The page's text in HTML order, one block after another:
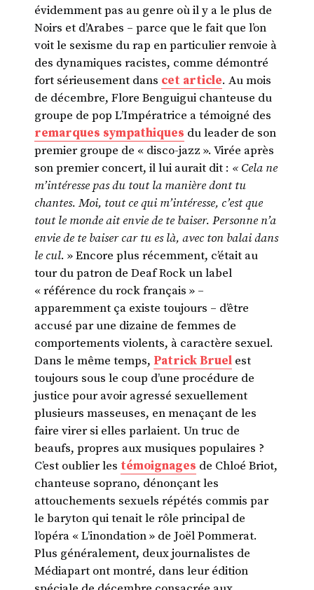
évidemment pas au genre où il y a le plus de
Noirs et d’Arabes – parce que le fait que l’on
voit le sexisme du rap en particulier renvoie à
des dynamiques racistes, comme démontré
fort sérieusement dans cet article. Au mois
de décembre, Flore Benguigui chanteuse du
groupe de pop L’Impératrice a témoigné des
remarques sympathiques du leader de son
premier groupe de « disco-jazz ». Virée après
son premier concert, il lui aurait dit : « Cela ne
m’intéresse pas du tout la manière dont tu
chantes. Moi, tout ce qui m’intéresse, c’est que
tout le monde ait envie de te baiser. Personne n’a
envie de te baiser car tu es là, avec ton balai dans
le cul. » Encore plus récemment, c’était au
tour du patron de Deaf Rock un label
« référence du rock français » –
apparemment ça existe toujours – d’être
accusé par une dizaine de femmes de
comportements violents, à caractère sexuel.
Dans le même temps, Patrick Bruel est
toujours sous le coup d’une procédure de
justice pour avoir agressé sexuellement
plusieurs masseuses, en menaçant de les
faire virer si elles parlaient. Un truc de
beaufs, propres aux musiques populaires ?
C’est oublier les témoignages de Chloé Briot,
chanteuse soprano, dénonçant les
attouchements sexuels répétés commis par
le baryton qui tenait le rôle principal de
l’opéra « L’inondation » de Joël Pommerat.
Plus généralement, deux journalistes de
Médiapart ont montré, dans leur édition